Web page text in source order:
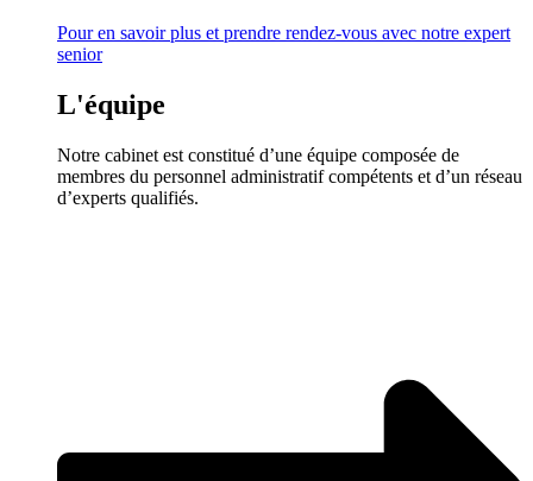
Pour en savoir plus et prendre rendez-vous avec notre expert
senior
L'équipe
Notre cabinet est constitué d’une équipe composée de
membres du personnel administratif compétents et d’un réseau
d’experts qualifiés.